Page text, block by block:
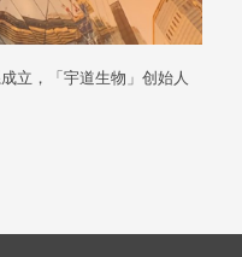
立，「宇道生物」创始人